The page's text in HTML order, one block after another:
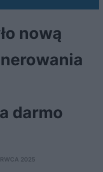
nową
darmo
2025